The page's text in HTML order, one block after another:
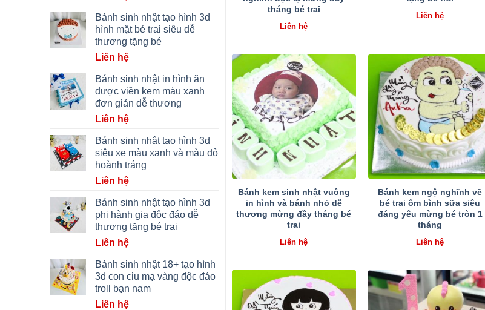
Bánh sinh nhật tạo hình 3d
hình mặt bé trai siêu dễ
thương tặng bé
Liên hệ
Bánh sinh nhật in hình ăn
được viền kem màu xanh
đơn giản dễ thương
Liên hệ
Bánh sinh nhật tạo hình 3d
siêu xe màu xanh và màu đỏ
hoành tráng
Liên hệ
Bánh sinh nhật tạo hình 3d
phi hành gia độc đáo dễ
thương tặng bé trai
Liên hệ
Bánh sinh nhật 18+ tạo hình
3d con ciu mạ vàng độc đáo
troll bạn nam
Liên hệ
tháng bé trai
Liên hệ
Liên hệ
Bánh kem sinh nhật vuông
in hình và bánh nhỏ dễ
thương mừng đầy tháng bé
trai
Liên hệ
Bánh kem ngộ nghĩnh vẽ
bé trai ôm bình sữa siêu
đáng yêu mừng bé tròn 1
tháng
Liên hệ